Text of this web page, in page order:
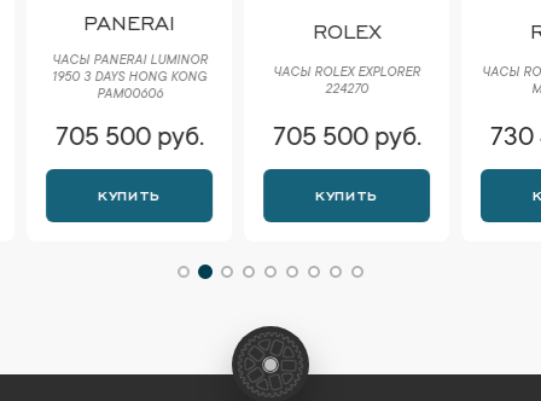
PANERAI
ЧАСЫ PANERAI LUMINOR
1950 3 DAYS HONG KONG
PAM00606
705 500 руб.
КУПИТЬ
ROLEX
ЧАСЫ ROLEX EXPLORER
224270
705 500 руб.
КУПИТЬ
ЧАСЫ
730